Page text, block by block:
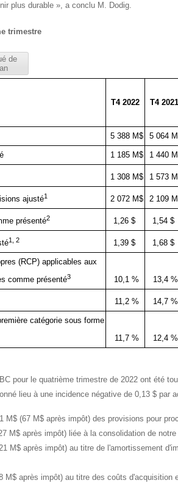
plus durable », a conclu M. Dodig.
trimestre
de
T4 2022 T4 2021
5 388 M$ 5 064
1 185 M$ 1 440
1 308 M$ 1 573
ajusté1 2 072 M$ 2 109
présenté2 1,26 $ 1,54 $
1, 2 1,39 $ 1,68 $
(RCP) applicables aux
comme présenté3 10,1 % 13,4 %
11,2 % 14,7 %
catégorie sous forme
11,7 % 12,4 %
pour le quatrième trimestre de 2022 ont été
lieu à une incidence négative de 0,13 $ par
M$ (67 M$ après impôt) des provisions pour
M$ après impôt) liée à la consolidation de
M$ après impôt) au titre de l'amortissement
M$ après impôt) au titre des coûts d'acquisition